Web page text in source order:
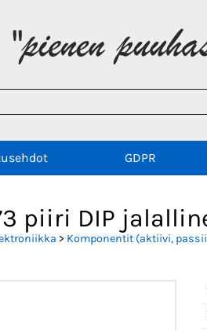
GDPR
piiri DIP
> Komponentit (aktiivi,